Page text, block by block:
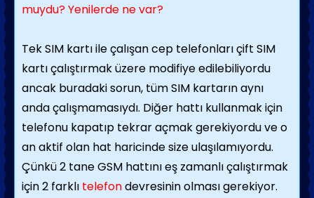
muydu? Yenilerde ne var?
Tek SIM kartı ile çalışan cep telefonları çift SIM
kartı çalıştırmak üzere modifiye edilebiliyordu
ancak buradaki sorun, tüm SIM kartarın aynı
anda çalışmamasıydı. Diğer hattı kullanmak için
telefonu kapatıp tekrar açmak gerekiyordu ve o
an aktif olan hat haricinde size ulaşılamıyordu.
Çünkü 2 tane GSM hattını eş zamanlı çalıştırmak
için 2 farklı telefondevresinin olması gerekiyor.